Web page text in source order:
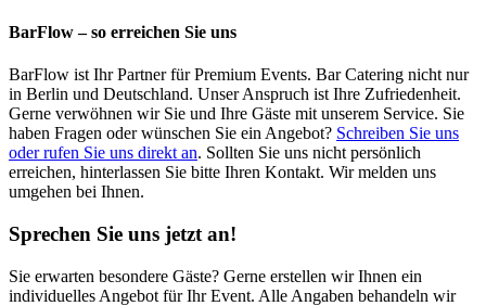
BarFlow – so erreichen Sie uns
BarFlow ist Ihr Partner für Premium Events. Bar Catering nicht nur
in Berlin und Deutschland. Unser Anspruch ist Ihre Zufriedenheit.
Gerne verwöhnen wir Sie und Ihre Gäste mit unserem Service. Sie
haben Fragen oder wünschen Sie ein Angebot? Schreiben Sie uns
oder rufen Sie uns direkt an. Sollten Sie uns nicht persönlich
erreichen, hinterlassen Sie bitte Ihren Kontakt. Wir melden uns
umgehen bei Ihnen.
Sprechen Sie uns jetzt an!
Sie erwarten besondere Gäste? Gerne erstellen wir Ihnen ein
individuelles Angebot für Ihr Event. Alle Angaben behandeln wir